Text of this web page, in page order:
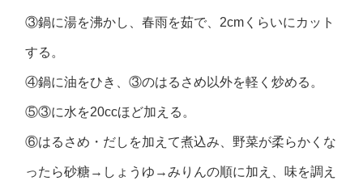
③鍋に湯を沸かし、春雨を茹で、2cmくらいにカット
する。
④鍋に油をひき、③のはるさめ以外を軽く炒める。
⑤③に水を20ccほど加える。
⑥はるさめ・だしを加えて煮込み、野菜が柔らかくな
ったら砂糖→しょうゆ→みりんの順に加え、味を調え